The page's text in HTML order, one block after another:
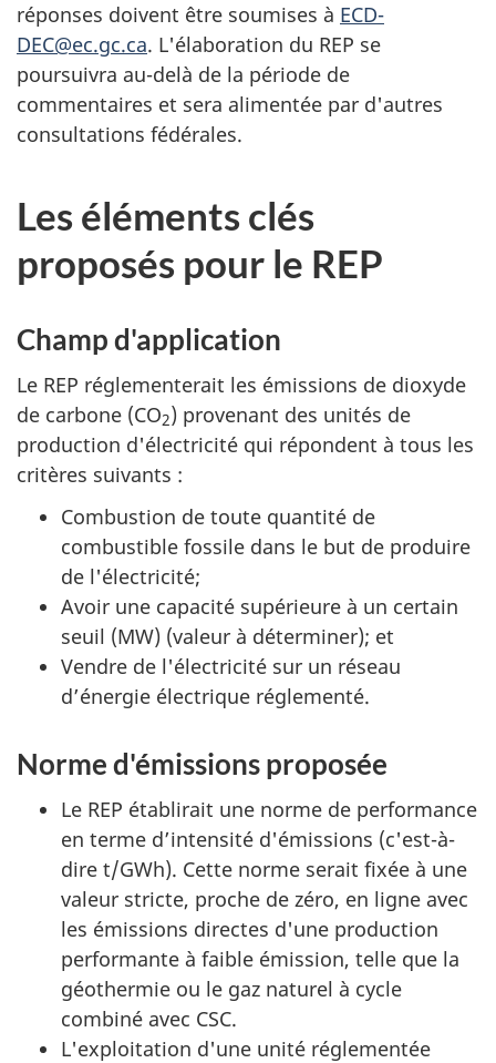
réponses doivent être soumises à ECD-
DEC@ec.gc.ca. L'élaboration du REP se
poursuivra au-delà de la période de
commentaires et sera alimentée par d'autres
consultations fédérales.
Les éléments clés
proposés pour le REP
Champ d'application
Le REP réglementerait les émissions de dioxyde
de carbone (CO2) provenant des unités de
production d'électricité qui répondent à tous les
critères suivants :
Combustion de toute quantité de
combustible fossile dans le but de produire
de l'électricité;
Avoir une capacité supérieure à un certain
seuil (MW) (valeur à déterminer); et
Vendre de l'électricité sur un réseau
d’énergie électrique réglementé.
Norme d'émissions proposée
Le REP établirait une norme de performance
en terme d’intensité d'émissions (c'est-à-
dire t/GWh). Cette norme serait fixée à une
valeur stricte, proche de zéro, en ligne avec
les émissions directes d'une production
performante à faible émission, telle que la
géothermie ou le gaz naturel à cycle
combiné avec CSC.
L'exploitation d'une unité réglementée